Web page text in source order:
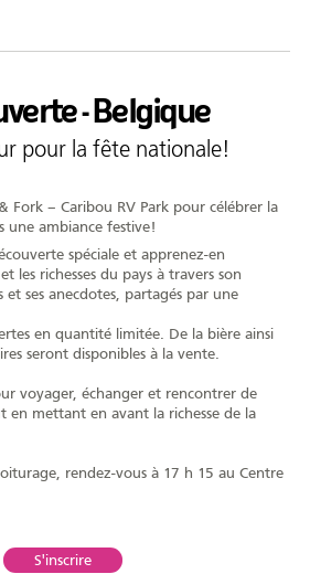
AFY
Devenir membre
À propos Carrière
spéciaux
financiers
- Belgique
pour la fête nationale!
Fork – Caribou RV Park pour célébrer la
une ambiance festive!
spéciale et apprenez-en
les richesses du pays à travers son
ses anecdotes, partagés par une
en quantité limitée. De la bière ainsi
seront disponibles à la vente.
voyager, échanger et rencontrer de
en mettant en avant la richesse de la
rendez-vous à 17 h 15 au Centre
S'inscrire